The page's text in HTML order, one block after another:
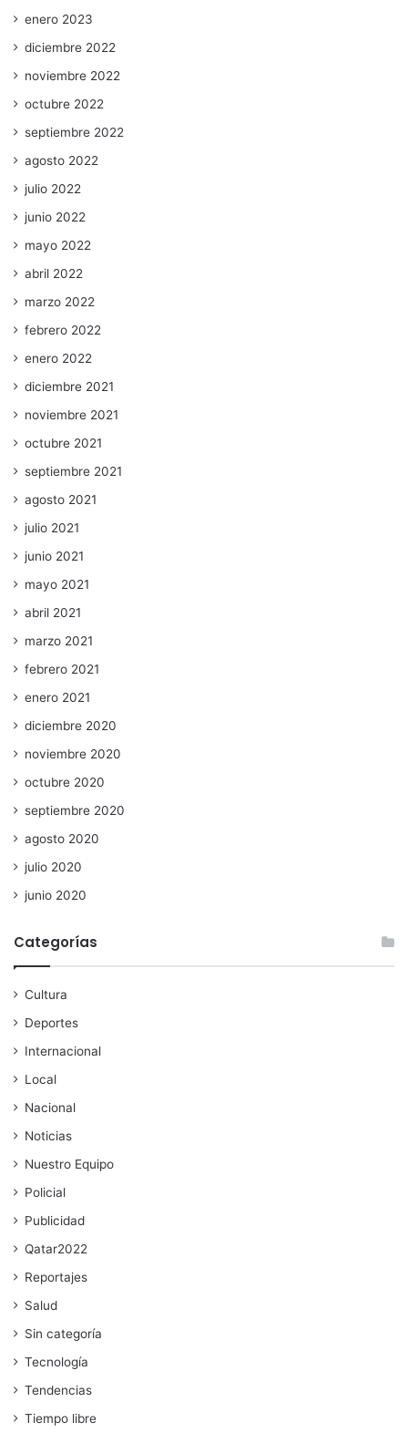
enero 2023
diciembre 2022
noviembre 2022
octubre 2022
septiembre 2022
agosto 2022
julio 2022
junio 2022
mayo 2022
abril 2022
marzo 2022
febrero 2022
enero 2022
diciembre 2021
noviembre 2021
octubre 2021
septiembre 2021
agosto 2021
julio 2021
junio 2021
mayo 2021
abril 2021
marzo 2021
febrero 2021
enero 2021
diciembre 2020
noviembre 2020
octubre 2020
septiembre 2020
agosto 2020
julio 2020
junio 2020
Categorías
Cultura
Deportes
Internacional
Local
Nacional
Noticias
Nuestro Equipo
Policial
Publicidad
Qatar2022
Reportajes
Salud
Sin categoría
Tecnología
Tendencias
Tiempo libre